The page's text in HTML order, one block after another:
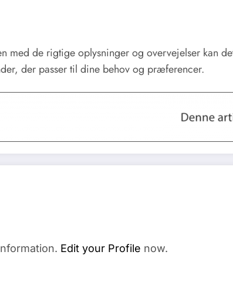
de rigtige oplysninger og overvejelser kan
der passer til dine behov og præferencer.
Edit your Profile now.